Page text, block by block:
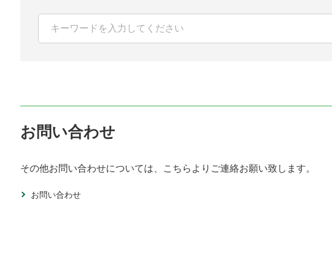
お問い合わせ
その他お問い合わせについては、こちらよりご連絡お願い致します。
お問い合わせ